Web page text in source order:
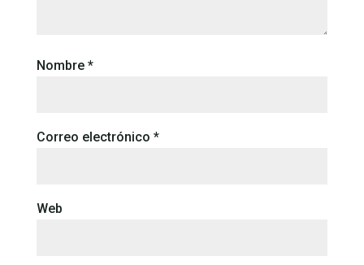
Nombre *
Correo electrónico *
Web